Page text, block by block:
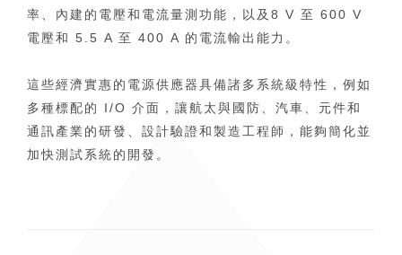
率、內建的電壓和電流量測功能，以及8 V 至 600 V
電壓和 5.5 A 至 400 A 的電流輸出能力。
這些經濟實惠的電源供應器具備諸多系統級特性，例如
多種標配的 I/O 介面，讓航太與國防、汽車、元件和
通訊產業的研發、設計驗證和製造工程師，能夠簡化並
加快測試系統的開發。